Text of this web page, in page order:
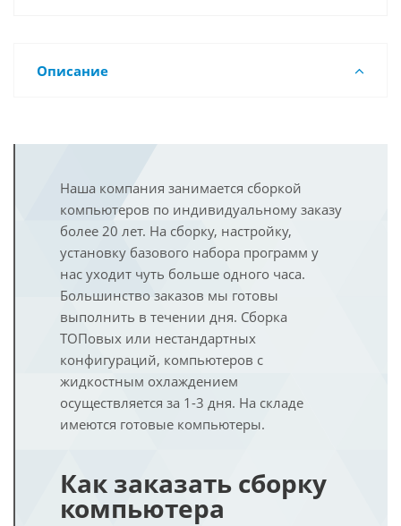
Описание
Наша компания занимается сборкой
компьютеров по индивидуальному заказу
более 20 лет. На сборку, настройку,
установку базового набора программ у
нас уходит чуть больше одного часа.
Большинство заказов мы готовы
выполнить в течении дня. Сборка
ТОПовых или нестандартных
конфигураций, компьютеров с
жидкостным охлаждением
осуществляется за 1-3 дня. На складе
имеются готовые компьютеры.
Как заказать сборку
компьютера